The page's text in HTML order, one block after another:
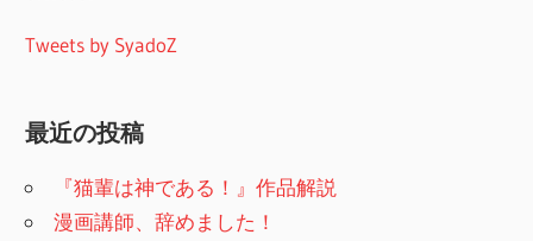
Tweets by SyadoZ
最近の投稿
『猫輩は神である！』作品解説
漫画講師、辞めました！